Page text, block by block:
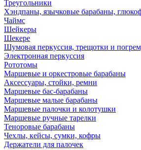
Треугольники
Хэндпаны, язычковые барабаны,
Чаймс
Шейкеры
Шекере
Шумовая перкуссия, трещотки и
Электронная перкуссия
Рототомы
Маршевые и оркестровые барабаны
Аксессуары, стойки, ремни
Маршевые бас-барабаны
Маршевые малые барабаны
Маршевые палочки и колотушки
Маршевые ручные тарелки
Теноровые барабаны
Чехлы, кейсы, сумки, кофры
Держатели для палочек